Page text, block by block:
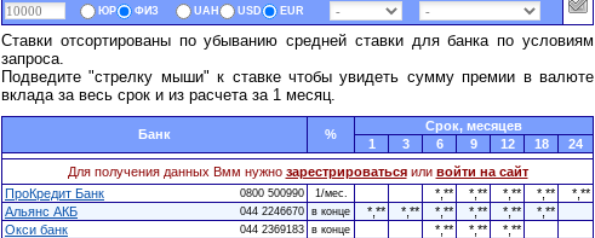
ЮР ФИЗ UAH USD EUR
Ставки отсортированы по убыванию средней ставки для банка по условиям
запроса.
Подведите "стрелку мыши" к ставке чтобы увидеть сумму премии в валюте
вклада за весь срок и из расчета за 1 месяц.
Банк %
Cрок, месяцев
1
3 6 9 12 18
24
Для получения данных Вмм нужно зарестрироватьсяили войти на сайт
ПроКредит Банк
0800 500990 1/мес. *,** *,** *,** *,**
*,**
Альянс АКБ
044 2246670 в конце *,** *,** *,** *,** *,**
*,**
Окси банк
044 2369183 в конце *,** *,**
*,**